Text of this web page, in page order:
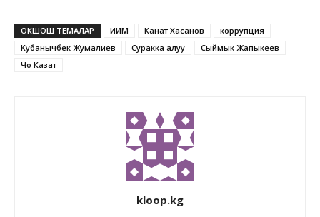
ОКШОШ ТЕМАЛАР ИИМ Канат Хасанов
коррупция
Кубанычбек Жумалиев
Суракка алуу
Сыймык Жапыкеев
Чоң Казат
kloop.kg